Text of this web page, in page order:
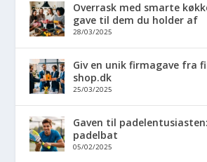
Overrask med smarte
gave til dem du holder af
28/03/2025
Giv en unik firmagave fra
shop.dk
25/03/2025
Gaven til
padelbat
05/02/2025